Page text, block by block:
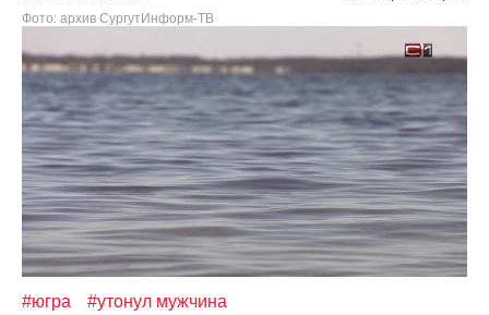
Фото: архив СургутИнформ-ТВ
#югра #утонул мужчина